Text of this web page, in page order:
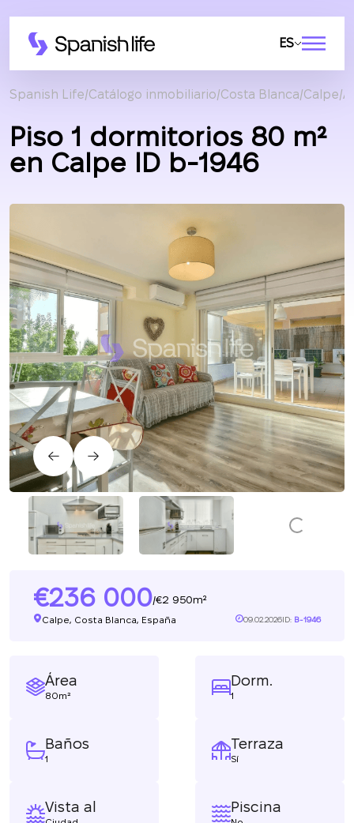
ES
Spanish Life Catálogo inmobiliario Costa Blanca Calpe
Piso 1 dormitorios 80 m²
en Calpe ID b-1946
236 000/ 2 950m²
Calpe, Costa Blanca, España 09.02.2026ID: B-1946
Área
80m²
Dorm.
1
Baños
1
Terraza
Sí
Vista al Piscina